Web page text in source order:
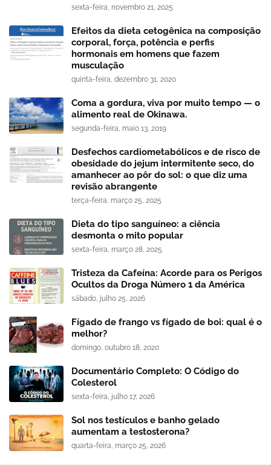
sexta-feira, novembro 21, 2025
Efeitos da dieta cetogênica na composição
corporal, força, potência e perfis
hormonais em homens que fazem
musculação
quinta-feira, dezembro 31, 2020
Coma a gordura, viva por muito tempo — o
alimento real de Okinawa.
segunda-feira, maio 13, 2019
Desfechos cardiometabólicos e de risco de
obesidade do jejum intermitente seco, do
amanhecer ao pôr do sol: o que diz uma
revisão abrangente
terça-feira, março 25, 2025
Dieta do tipo sanguíneo: a ciência
desmonta o mito popular
sexta-feira, março 28, 2025
Tristeza da Cafeína: Acorde para os Perigos
Ocultos da Droga Número 1 da América
sábado, julho 25, 2026
Fígado de frango vs fígado de boi: qual é o
melhor?
domingo, outubro 18, 2020
Documentário Completo: O Código do
Colesterol
sexta-feira, julho 17, 2026
Sol nos testículos e banho gelado
aumentam a testosterona?
quarta-feira, março 25, 2026